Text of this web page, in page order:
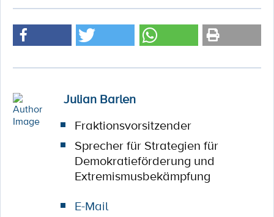
Julian Barlen
Fraktionsvorsitzender
Sprecher für Strategien für
Demokratieförderung und
Extremismusbekämpfung
E-Mail